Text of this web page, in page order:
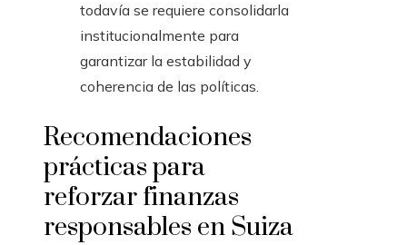
todavía se requiere consolidarla
institucionalmente para
garantizar la estabilidad y
coherencia de las políticas.
Recomendaciones
prácticas para
reforzar finanzas
responsables en Suiza